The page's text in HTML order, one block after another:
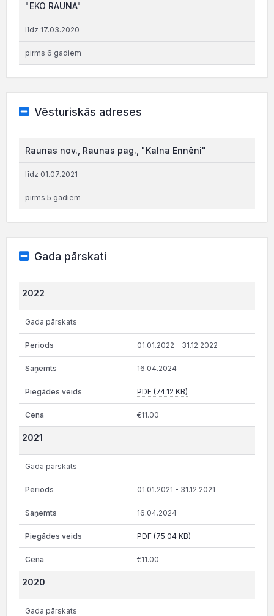
"EKO RAUNA"
līdz 17.03.2020
pirms 6 gadiem
Vēsturiskās adreses
Raunas nov., Raunas pag., "Kalna Ennēni"
līdz 01.07.2021
pirms 5 gadiem
Gada pārskati
2022
Gada pārskats
01.01.2022 - 31.12.2022
16.04.2024
PDF (74.12 KB)
€11.00
2021
Gada pārskats
01.01.2021 - 31.12.2021
16.04.2024
PDF (75.04 KB)
€11.00
2020
Gada pārskats